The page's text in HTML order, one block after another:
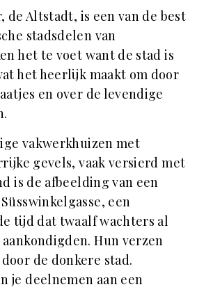
de Altstadt, is een van de best
stadsdelen van
het te voet want de stad is
het heerlijk maakt om door
en over de levendige
vakwerkhuizen met
gevels, vaak versierd met
is de afbeelding van een
een
tijd dat twaalf wachters al
Hun verzen
de donkere stad.
je deelnemen aan een